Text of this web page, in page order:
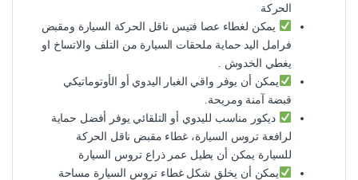
الحركة
يمكن لغطاء عصا فتيس ناقل الحركة السيارة ومقبض
فرامل اليد حماية ملحقات السيارة من التلف والاتساخ او
يغطي الخدوش .
يمكن أن يوفر واقي الغبار اليدوي أو الأوتوماتيكي
قبضة آمنة ومريحة.
ديكور مناسب لليدوي أو التلقائي يوفر أفضل حماية
لرافعة تروس السيارة، غطاء مقبض ناقل الحركة
للسيارة يمكن أن يطيل عمر ذراع تروس السيارة
يمكن أن يخلق شكل غطاء تروس السيارة مساحة